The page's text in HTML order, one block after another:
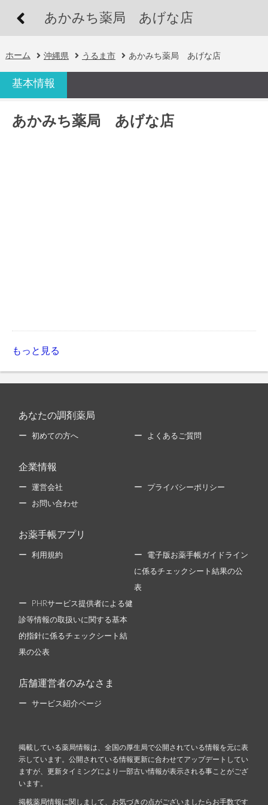
あかみち薬局 あげな店
ホーム 沖縄県 うるま市 あかみち薬局 あげな店
基本情報
あかみち薬局 あげな店
もっと見る
あなたの調剤薬局
初めての方へ よくあるご質問
企業情報
運営会社 プライバシーポリシー
お問い合わせ
お薬手帳アプリ
利用規約 電子版お薬手帳ガイドライン
に係るチェックシート結果の公
表
PHRサービス提供者による健
診等情報の取扱いに関する基本
的指針に係るチェックシート結
果の公表
店舗運営者のみなさま
サービス紹介ページ
掲載している薬局情報は、全国の厚生局で公開されている情報を元に表
示しています。公開されている情報更新に合わせてアップデートしてい
ますが、更新タイミングにより一部古い情報が表示される事ことがござ
います。
掲載薬局情報に関しまして、お気づきの点がございましたらお手数です